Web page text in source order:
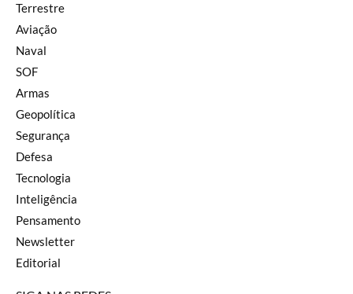
Terrestre
Aviação
Naval
SOF
Armas
Geopolítica
Segurança
Defesa
Tecnologia
Inteligência
Pensamento
Newsletter
Editorial